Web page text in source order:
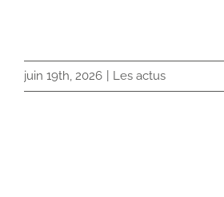
juin 19th, 2026 Les actus